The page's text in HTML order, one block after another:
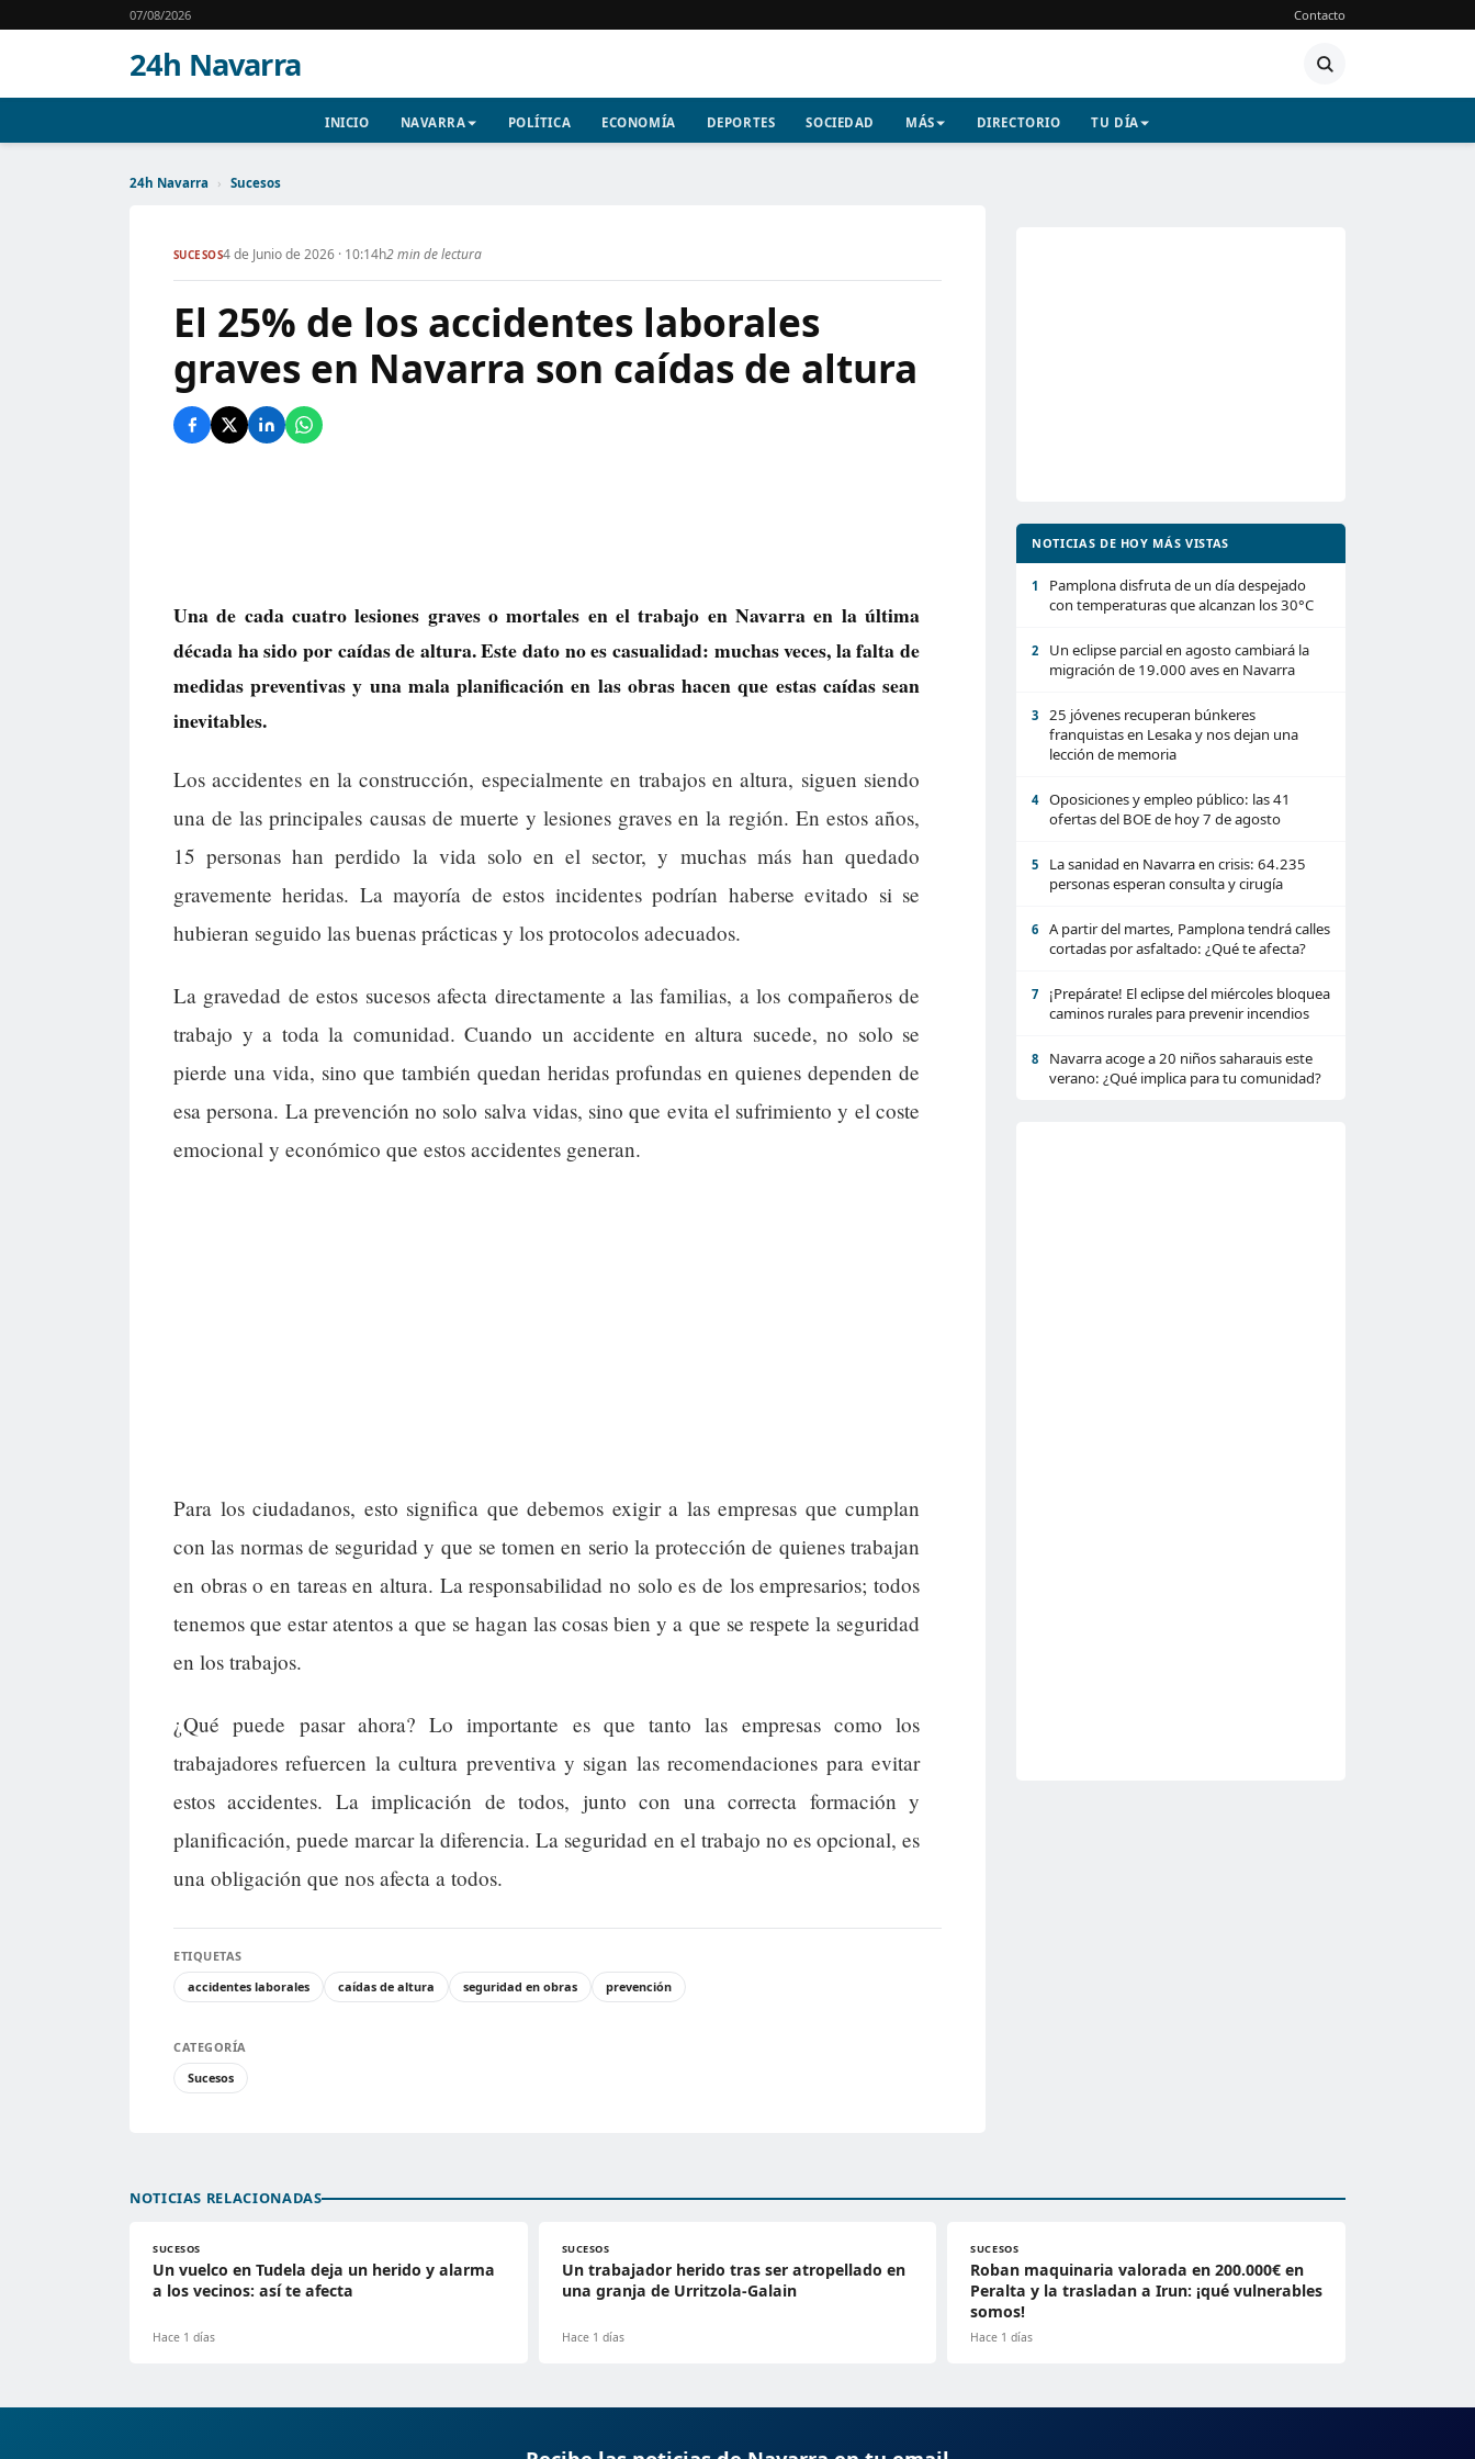
07/08/2026 Contacto
24h Navarra
INICIO NAVARRA POLÍTICA ECONOMÍA DEPORTES SOCIEDAD MÁS DIRECTORIO TU DÍA
24h Navarra › Sucesos
SUCESOS4 de Junio de 2026 · 10:14h2 min de lectura
El 25% de los accidentes laborales
graves en Navarra son caídas de altura
Una de cada cuatro lesiones graves o mortales en el trabajo en Navarra en la última
década ha sido por caídas de altura. Este dato no es casualidad: muchas veces, la falta de
medidas preventivas y una mala planificación en las obras hacen que estas caídas sean
inevitables.
Los accidentes en la construcción, especialmente en trabajos en altura, siguen siendo
una de las principales causas de muerte y lesiones graves en la región. En estos años,
15 personas han perdido la vida solo en el sector, y muchas más han quedado
gravemente heridas. La mayoría de estos incidentes podrían haberse evitado si se
hubieran seguido las buenas prácticas y los protocolos adecuados.
La gravedad de estos sucesos afecta directamente a las familias, a los compañeros de
trabajo y a toda la comunidad. Cuando un accidente en altura sucede, no solo se
pierde una vida, sino que también quedan heridas profundas en quienes dependen de
esa persona. La prevención no solo salva vidas, sino que evita el sufrimiento y el coste
emocional y económico que estos accidentes generan.
Para los ciudadanos, esto significa que debemos exigir a las empresas que cumplan
con las normas de seguridad y que se tomen en serio la protección de quienes trabajan
en obras o en tareas en altura. La responsabilidad no solo es de los empresarios; todos
tenemos que estar atentos a que se hagan las cosas bien y a que se respete la seguridad
en los trabajos.
¿Qué puede pasar ahora? Lo importante es que tanto las empresas como los
trabajadores refuercen la cultura preventiva y sigan las recomendaciones para evitar
estos accidentes. La implicación de todos, junto con una correcta formación y
planificación, puede marcar la diferencia. La seguridad en el trabajo no es opcional, es
una obligación que nos afecta a todos.
ETIQUETAS
accidentes laborales
caídas de altura seguridad en obras prevención
CATEGORÍA
Sucesos
NOTICIAS DE HOY MÁS VISTAS
1
Pamplona disfruta de un día despejado
con temperaturas que alcanzan los 30°C
2
Un eclipse parcial en agosto cambiará la
migración de 19.000 aves en Navarra
3
25 jóvenes recuperan búnkeres
franquistas en Lesaka y nos dejan una
lección de memoria
4
Oposiciones y empleo público: las 41
ofertas del BOE de hoy 7 de agosto
5
La sanidad en Navarra en crisis: 64.235
personas esperan consulta y cirugía
6
A partir del martes, Pamplona tendrá calles
cortadas por asfaltado: ¿Qué te afecta?
7
¡Prepárate! El eclipse del miércoles bloquea
caminos rurales para prevenir incendios
8
Navarra acoge a 20 niños saharauis este
verano: ¿Qué implica para tu comunidad?
NOTICIAS RELACIONADAS
SUCESOS
Un vuelco en Tudela deja un herido y alarma
a los vecinos: así te afecta
Hace 1 días
SUCESOS
Un trabajador herido tras ser atropellado en
una granja de Urritzola-Galain
Hace 1 días
SUCESOS
Roban maquinaria valorada en 200.000€ en
Peralta y la trasladan a Irun: ¡qué vulnerables
somos!
Hace 1 días